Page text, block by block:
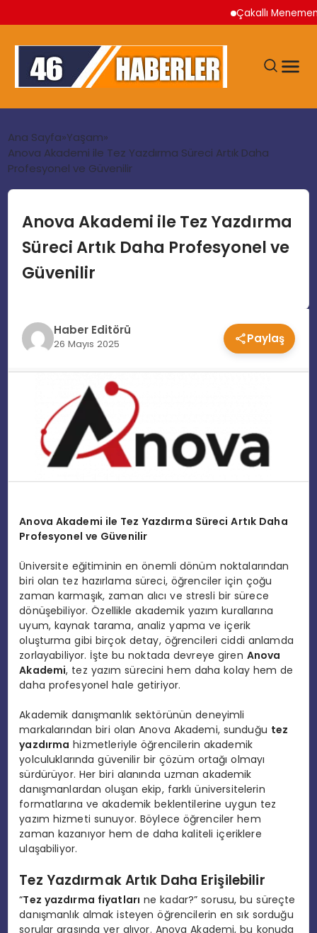
Çakallı Menemeni
GÜNDEM
EKONOMI
SIYASET
EĞITIM
Ana Sayfa Yaşam
Anova Akademi ile Tez Yazdırma Süreci Artık Daha
Profesyonel ve Güvenilir
Anova Akademi ile Tez Yazdırma
Süreci Artık Daha Profesyonel ve
Güvenilir
Haber Editörü
26 Mayıs 2025 Paylaş
Anova Akademi ile Tez Yazdırma Süreci Artık Daha
Profesyonel ve Güvenilir
Üniversite eğitiminin en önemli dönüm noktalarından
biri olan tez hazırlama süreci, öğrenciler için çoğu
zaman karmaşık, zaman alıcı ve stresli bir sürece
dönüşebiliyor. Özellikle akademik yazım kurallarına
uyum, kaynak tarama, analiz yapma ve içerik
oluşturma gibi birçok detay, öğrencileri ciddi anlamda
zorlayabiliyor. İşte bu noktada devreye giren Anova
Akademi, tez yazım sürecini hem daha kolay hem de
daha profesyonel hale getiriyor.
Akademik danışmanlık sektörünün deneyimli
markalarından biri olan Anova Akademi, sunduğu tez
yazdırma hizmetleriyle öğrencilerin akademik
yolculuklarında güvenilir bir çözüm ortağı olmayı
sürdürüyor. Her biri alanında uzman akademik
danışmanlardan oluşan ekip, farklı üniversitelerin
formatlarına ve akademik beklentilerine uygun tez
yazım hizmeti sunuyor. Böylece öğrenciler hem
zaman kazanıyor hem de daha kaliteli içeriklere
ulaşabiliyor.
Tez Yazdırmak Artık Daha Erişilebilir
“Tez yazdırma fiyatları ne kadar?” sorusu, bu süreçte
danışmanlık almak isteyen öğrencilerin en sık sorduğu
sorular arasında yer alıyor. Anova Akademi, bu konuda